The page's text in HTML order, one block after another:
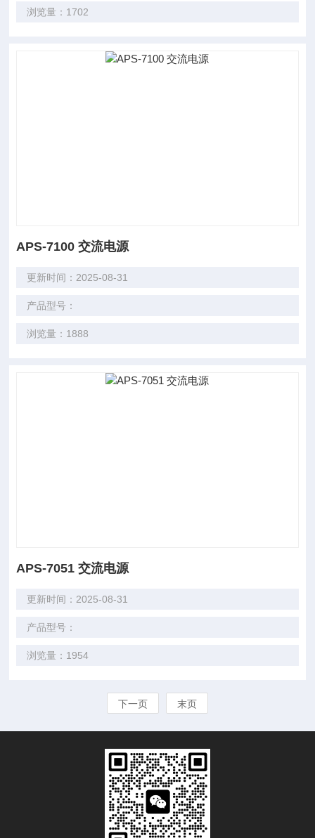
浏览量：1702
APS-7100 交流电源
更新时间：2025-08-31
产品型号：
浏览量：1888
APS-7051 交流电源
更新时间：2025-08-31
产品型号：
浏览量：1954
下一页 末页